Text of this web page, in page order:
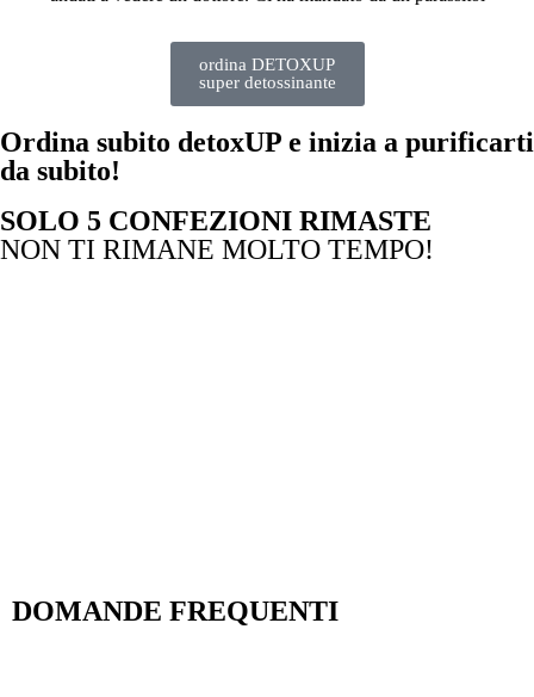
ordina DETOXUP
super detossinante
Ordina subito detoxUP e inizia a purificarti
da subito!
SOLO 5 CONFEZIONI RIMASTE
NON TI RIMANE MOLTO TEMPO!
DOMANDE FREQUENTI